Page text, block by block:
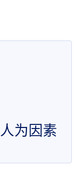
为因素